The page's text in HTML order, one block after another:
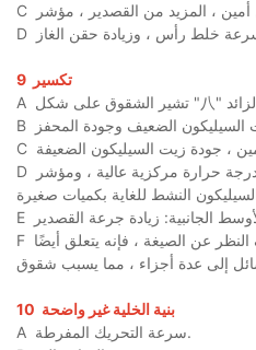
C
D
9 تكسير
A
B
C
D
E
F
10 بنية الخلية غير واضحة
A
سرعة التحريك المفرطة.